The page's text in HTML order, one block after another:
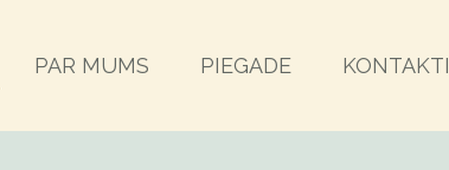
PAR MUMS PIEGADE KONTAKTI